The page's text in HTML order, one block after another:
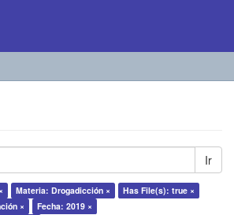
Ir
Materia: Drogadicción ×
Has File(s): true ×
×
Fecha: 2019 ×